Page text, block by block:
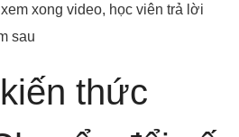
xong video, học viên trả lời
sau
thức